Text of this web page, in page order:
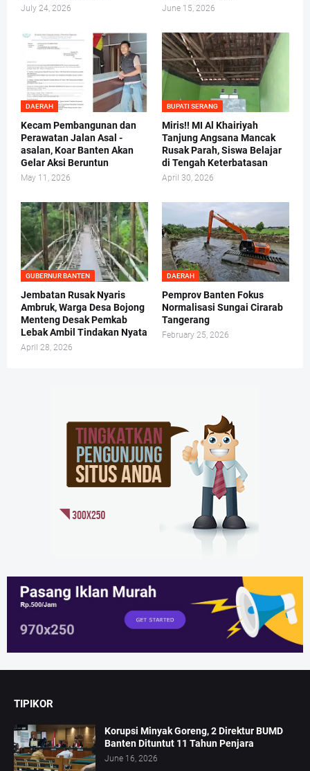
July 24, 2026 June 15, 2026
DAERAH
Kecam Pembangunan dan
Perawatan Jalan Asal -
asalan, Koar Banten Akan
Gelar Aksi Beruntun
May 11, 2026
BUPATI SERANG
Miris!! MI Al Khairiyah
Tanjung Angsana Mancak
Rusak Parah, Siswa Belajar
di Tengah Keterbatasan
April 30, 2026
GUBERNUR BANTEN
Jembatan Rusak Nyaris
Ambruk, Warga Desa Bojong
Menteng Desak Pemkab
Lebak Ambil Tindakan Nyata
April 28, 2026
DAERAH
Pemprov Banten Fokus
Normalisasi Sungai Cirarab
Tangerang
February 25, 2026
TIPIKOR
Korupsi Minyak Goreng, 2 Direktur BUMD
Banten Dituntut 11 Tahun Penjara
June 16, 2026